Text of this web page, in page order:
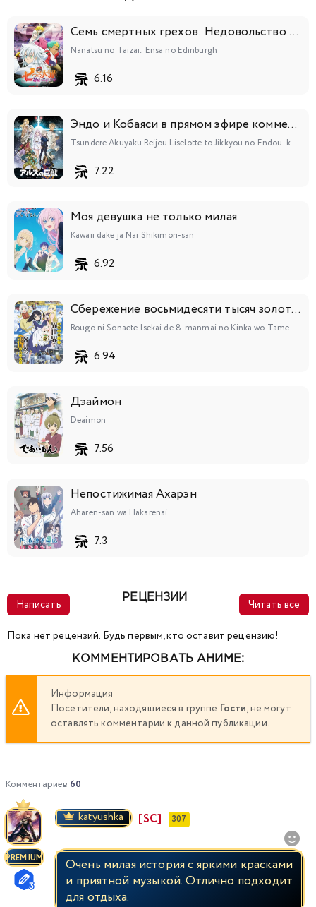
Семь смертных грехов: Недовольство Эдинбурга
Nanatsu no Taizai: Ensa no Edinburgh
6.16
Эндо и Кобаяси в прямом эфире комментируют злодейку
Tsundere Akuyaku Reijou Liselotte to Jikkyou no Endou-kun to Kaisetsu no Kobayashi-san
7.22
Моя девушка не только милая
Kawaii dake ja Nai Shikimori-san
6.92
Сбережение восьмидесяти тысяч золотых монет в другом мире к моей старости
Rougo ni Sonaete Isekai de 8-manmai no Kinka wo Tamemasu
6.94
Дэаймон
Deaimon
7.56
Непостижимая Ахарэн
Aharen-san wa Hakarenai
7.3
Написать
РЕЦЕНЗИИ
Читать все
Пока нет рецензий. Будь первым, кто оставит рецензию!
КОММЕНТИРОВАТЬ АНИМЕ:
Информация
Посетители, находящиеся в группе Гости, не могут
оставлять комментарии к данной публикации.
Комментариев 60
PREMIUM
katyushka [SC] 307
Очень милая история с яркими красками
и приятной музыкой. Отлично подходит
для отдыха.